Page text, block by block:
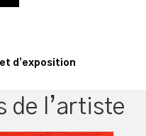
d’exposition
de l’artiste